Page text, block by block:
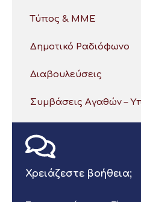
Τύπος & ΜΜΕ
Δημοτικό Ραδιόφωνο
Διαβουλεύσεις
Συμβάσεις Αγαθών –
Χρειάζεστε βοήθεια;